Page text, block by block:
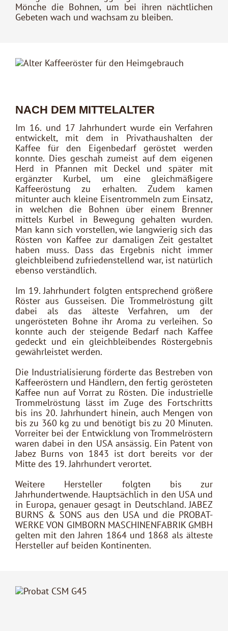
Mönche die Bohnen, um bei ihren nächtlichen
Gebeten wach und wachsam zu bleiben.
NACH DEM MITTELALTER
Im 16. und 17 Jahrhundert wurde ein Verfahren
entwickelt, mit dem in Privathaushalten der
Kaffee für den Eigenbedarf geröstet werden
konnte. Dies geschah zumeist auf dem eigenen
Herd in Pfannen mit Deckel und später mit
ergänzter Kurbel, um eine gleichmäßigere
Kaffeeröstung zu erhalten. Zudem kamen
mitunter auch kleine Eisentrommeln zum Einsatz,
in welchen die Bohnen über einem Brenner
mittels Kurbel in Bewegung gehalten wurden.
Man kann sich vorstellen, wie langwierig sich das
Rösten von Kaffee zur damaligen Zeit gestaltet
haben muss. Dass das Ergebnis nicht immer
gleichbleibend zufriedenstellend war, ist natürlich
ebenso verständlich.
Im 19. Jahrhundert folgten entsprechend größere
Röster aus Gusseisen. Die Trommelröstung gilt
dabei als das älteste Verfahren, um der
ungerösteten Bohne ihr Aroma zu verleihen. So
konnte auch der steigende Bedarf nach Kaffee
gedeckt und ein gleichbleibendes Röstergebnis
gewährleistet werden.
Die Industrialisierung förderte das Bestreben von
Kaffeeröstern und Händlern, den fertig gerösteten
Kaffee nun auf Vorrat zu Rösten. Die industrielle
Trommelröstung lässt im Zuge des Fortschritts
bis ins 20. Jahrhundert hinein, auch Mengen von
bis zu 360 kg zu und benötigt bis zu 20 Minuten.
Vorreiter bei der Entwicklung von Trommelröstern
waren dabei in den USA ansässig. Ein Patent von
Jabez Burns von 1843 ist dort bereits vor der
Mitte des 19. Jahrhundert verortet.
Weitere Hersteller folgten bis zur
Jahrhundertwende. Hauptsächlich in den USA und
in Europa, genauer gesagt in Deutschland. JABEZ
BURNS & SONS aus den USA und die PROBAT-
WERKE VON GIMBORN MASCHINENFABRIK GMBH
gelten mit den Jahren 1864 und 1868 als älteste
Hersteller auf beiden Kontinenten.